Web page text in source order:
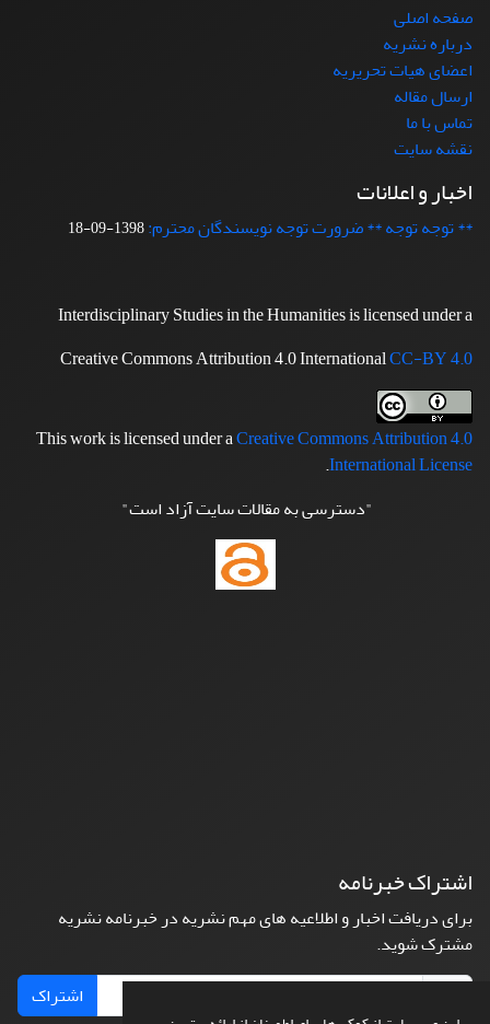
صفحه اصلی
درباره نشریه
اعضای هیات تحریریه
ارسال مقاله
تماس با ما
نقشه سایت
اخبار و اعلانات
** توجه توجه ** ضرورت توجه نویسندگان محترم:1398-09-18
Interdisciplinary Studies in the Humanities is licensed under a
Creative Commons Attribution 4.0 InternationalCC-BY 4.0
This work is licensed under aCreative Commons Attribution 4.0
International License
.
"دسترسی به مقالات سایت آزاد است"
اشتراک خبرنامه
برای دریافت اخبار و اطلاعیه های مهم نشریه در خبرنامه نشریه
مشترک شوید.
اشتراک